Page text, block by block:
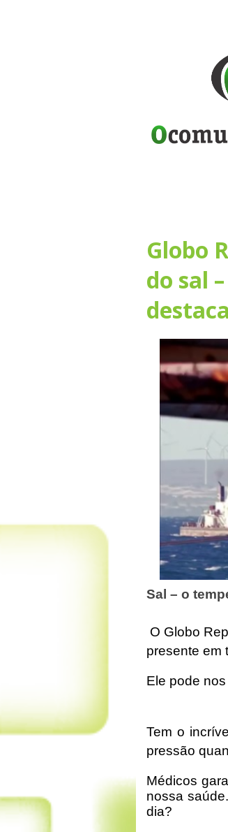
Globo
do sal
Sal – o
O Globo
presente em
Ele pode
Tem o
pressão
Médicos
nossa
dia?